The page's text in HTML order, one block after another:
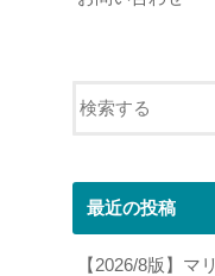
最近の投稿
【2026/8版】マ